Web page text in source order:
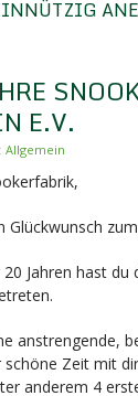
E.V.
Allgemein
Glückwunsch
Jahren hast du
anstrengende,
schöne Zeit mit
anderem 4